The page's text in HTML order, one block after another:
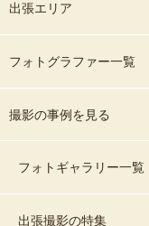
出張エリア
フォトグラファー一覧
撮影の事例を見る
フォトギャラリー一覧
出張撮影の特集